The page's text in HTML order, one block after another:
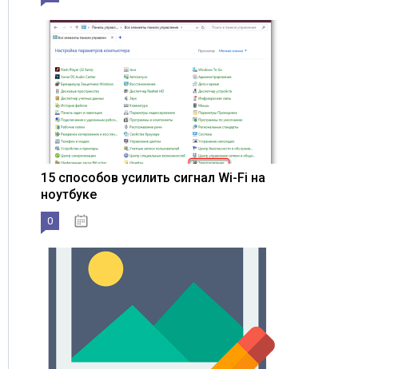
15 способов усилить сигнал Wi-Fi на
ноутбуке
0